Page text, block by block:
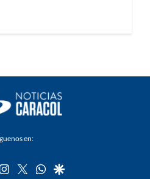
en:
instagram
twitterwhatsapp
google